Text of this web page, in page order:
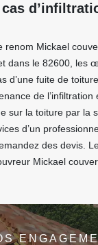
renom Mickael
dans le 82600, les
d’une fuite de
de
sur la toiture par la
d’un
des devis.
Mickael